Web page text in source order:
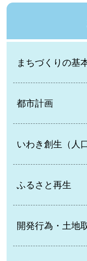
まちづくりの基
都市計画
いわき創生（人
ふるさと再生
開発行為・土地